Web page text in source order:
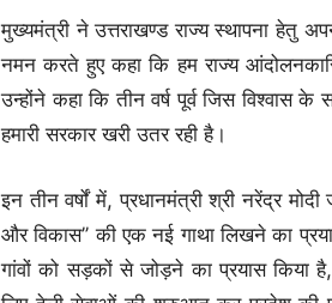
मुख्यमंत्री ने उत्तराखण्ड राज्य स्थापना हेतु
नमन करते हुए कहा कि हम राज्य
उन्होंने कहा कि तीन वर्ष पूर्व जिस विश्वास के
हमारी सरकार खरी उतर रही है।
इन तीन वर्षों में, प्रधानमंत्री श्री नरेंद्र
और विकास’’ की एक नई गाथा लिखने का
गांवों को सड़कों से जोड़ने का प्रयास किया